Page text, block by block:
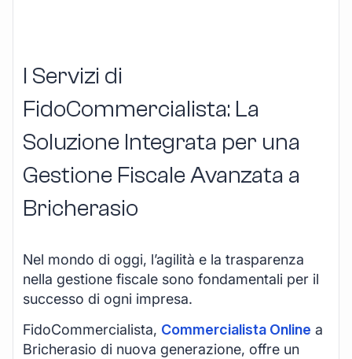
I Servizi di
FidoCommercialista: La
Soluzione Integrata per una
Gestione Fiscale Avanzata a
Bricherasio
Nel mondo di oggi, l’agilità e la trasparenza
nella gestione fiscale sono fondamentali per il
successo di ogni impresa.
FidoCommercialista, Commercialista Online a
Bricherasio di nuova generazione, offre un